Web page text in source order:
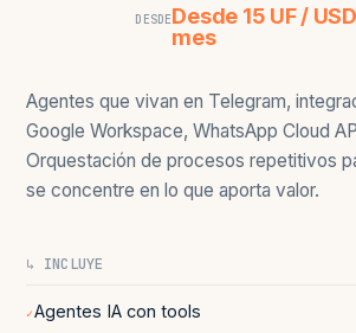
DESDEDesde 15 UF /
mes
Agentes que vivan en Telegram,
Google Workspace, WhatsApp Cloud
Orquestación de procesos repetitivos
se concentre en lo que aporta valor.
↳ INCLUYE
✓Agentes IA con tools